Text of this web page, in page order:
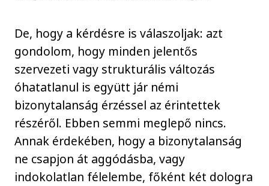
De, hogy a kérdésre is válaszoljak: azt
gondolom, hogy minden jelentős
szervezeti vagy strukturális változás
óhatatlanul is együtt jár némi
bizonytalanság érzéssel az érintettek
részéről. Ebben semmi meglepő nincs.
Annak érdekében, hogy a bizonytalanság
ne csapjon át aggódásba, vagy
indokolatlan félelembe, főként két dologra